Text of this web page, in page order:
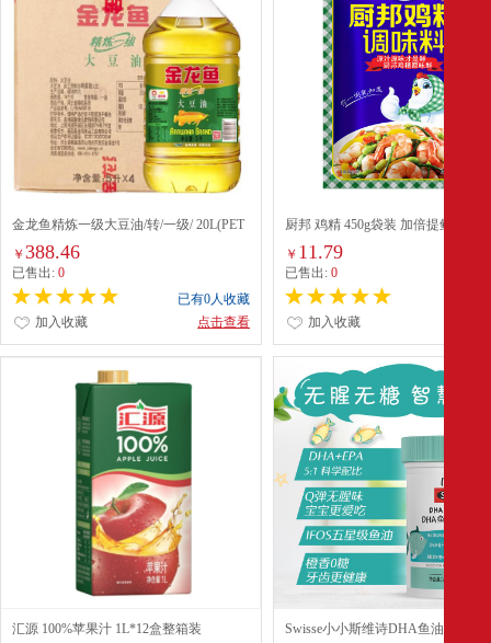
金龙鱼精炼一级大豆油/转/一级/ 20L(PET
瓶)
￥ 388.46
已售出: 0
已有0人收藏
点击查看
加入收藏
厨邦 鸡精 450g袋装 加倍提鲜增香
锅煲汤高汤 调味料
￥ 11.79
已售出:0
加入收藏
汇源 100%苹果汁 1L*12盒整箱装
Swisse小小斯维诗DHA鱼油凝胶糖